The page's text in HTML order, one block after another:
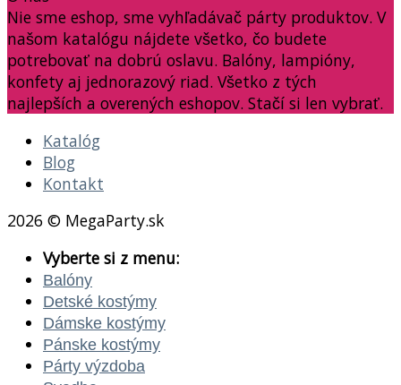
Nie sme eshop, sme vyhľadávač párty produktov. V
našom katalógu nájdete všetko, čo budete
potrebovať na dobrú oslavu. Balóny, lampióny,
konfety aj jednorazový riad. Všetko z tých
najlepších a overených eshopov. Stačí si len vybrať.
Katalóg
Blog
Kontakt
2026 © MegaParty.sk
Vyberte si z menu:
Balóny
Detské kostýmy
Dámske kostýmy
Pánske kostýmy
Párty výzdoba